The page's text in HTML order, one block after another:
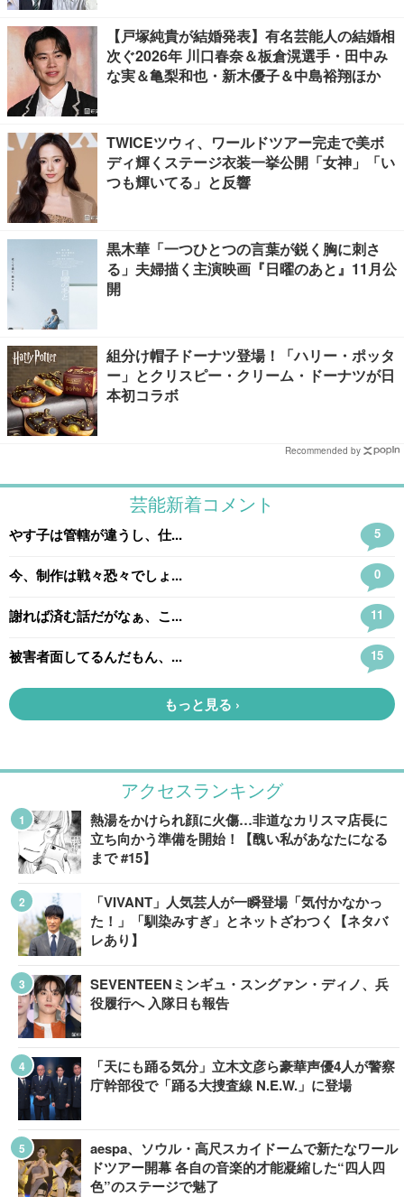
【戸塚純貴が結婚発表】有名芸能人の結婚相
次ぐ2026年 川口春奈＆板倉滉選手・田中み
な実＆亀梨和也・新木優子＆中島裕翔ほか
TWICEツウィ、ワールドツアー完走で美ボ
ディ輝くステージ衣装一挙公開「女神」「い
つも輝いてる」と反響
黒木華「一つひとつの言葉が鋭く胸に刺さ
る」夫婦描く主演映画『日曜のあと』11月公
開
組分け帽子ドーナツ登場！「ハリー・ポッタ
ー」とクリスピー・クリーム・ドーナツが日
本初コラボ
Recommended by
アクセスランキング
熱湯をかけられ顔に火傷…非道なカリスマ店長に
立ち向かう準備を開始！【醜い私があなたになる
まで #15】
「VIVANT」人気芸人が一瞬登場「気付かなかっ
た！」「馴染みすぎ」とネットざわつく【ネタバ
レあり】
SEVENTEENミンギュ・スングァン・ディノ、兵
役履行へ 入隊日も報告
「天にも踊る気分」立木文彦ら豪華声優4人が警察
庁幹部役で「踊る大捜査線 N.E.W.」に登場
aespa、ソウル・高尺スカイドームで新たなワール
ドツアー開幕 各自の音楽的才能凝縮した“四人四
色”のステージで魅了